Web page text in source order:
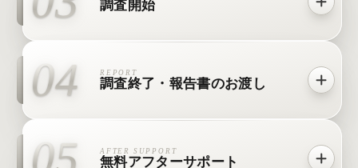
調査開始
04 REPORT
調査終了・報告書のお渡し
AFTER SUPPORT
無料アフターサポート